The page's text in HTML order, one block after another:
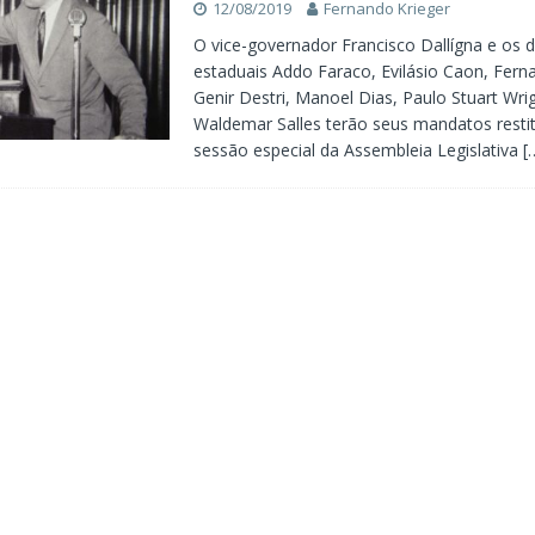
12/08/2019 Fernando Krieger
O vice-governador Francisco Dallígna e os
estaduais Addo Faraco, Evilásio Caon,
Genir Destri, Manoel Dias, Paulo Stuart
Waldemar Salles terão seus mandatos
sessão especial da Assembleia Legislativa